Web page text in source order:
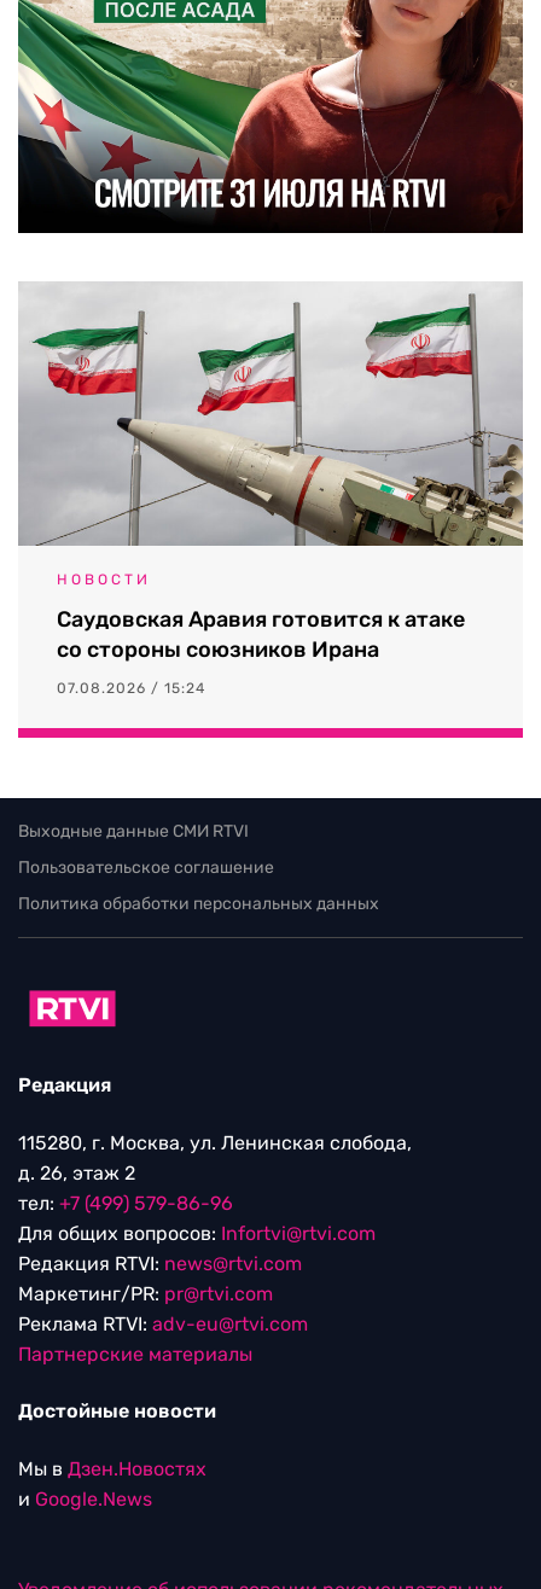
НОВОСТИ
Саудовская Аравия готовится к атаке
со стороны союзников Ирана
07.08.2026 / 15:24
Выходные данные СМИ RTVI
Пользовательское соглашение
Политика обработки персональных данных
Редакция
115280, г. Москва, ул. Ленинская слобода,
д. 26, этаж 2
тел: +7 (499) 579-86-96
Для общих вопросов: Infortvi@rtvi.com
Редакция RTVI: news@rtvi.com
Маркетинг/PR: pr@rtvi.com
Реклама RTVI: adv-eu@rtvi.com
Партнерские материалы
Достойные новости
Мы в Дзен.Новостях
и Google.News